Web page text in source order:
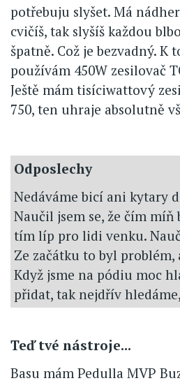
potřebuju slyšet. Má
cvičíš, tak slyšíš každou
špatně. Což je bezvadný. K
používám 450W zesilovač
Ještě mám tisíciwattový
750, ten uhraje absolutně
Odposlechy
Nedáváme bicí ani kytary
Naučil jsem se, že čím
tím líp pro lidi venku.
Ze začátku to byl problém,
Když jsme na pódiu moc
přidat, tak nejdřív
Teď tvé nástroje...
Basu mám Pedulla MVP